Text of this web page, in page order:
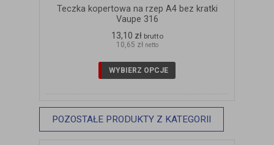
Teczka kopertowa na rzep A4 bez kratki
Vaupe 316
13,10 zł brutto
10,65 zł netto
WYBIERZ OPCJE
POZOSTAŁE PRODUKTY Z KATEGORII